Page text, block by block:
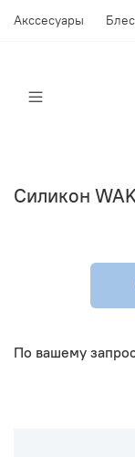
Акссесуары
Силикон
По вашему